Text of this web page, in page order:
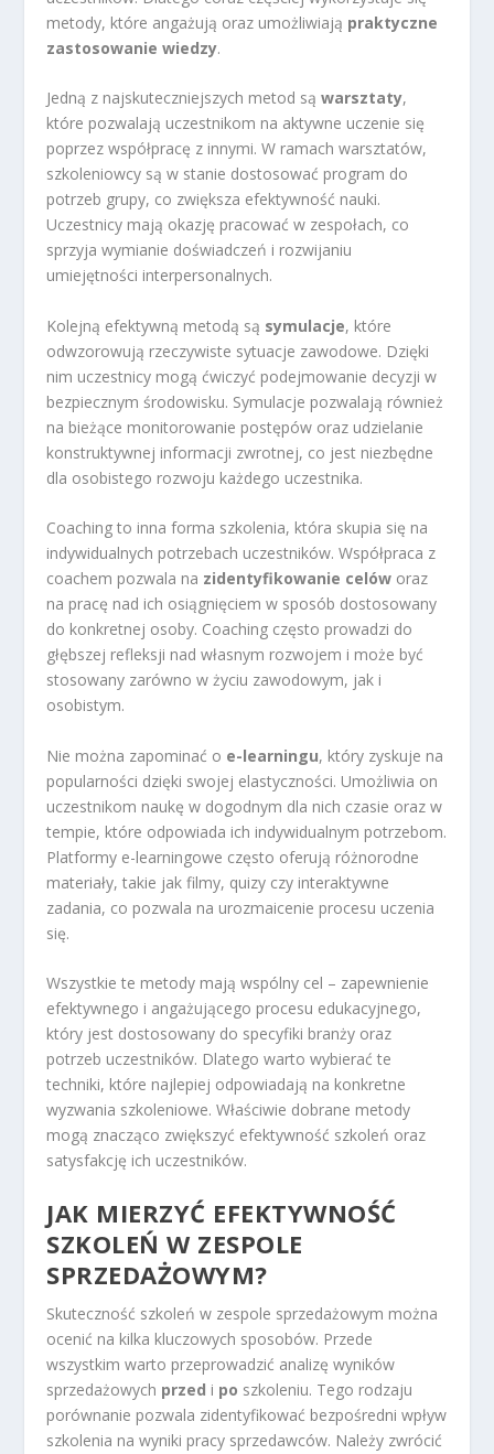
metody, które angażują oraz umożliwiają praktyczne
zastosowanie wiedzy.
Jedną z najskuteczniejszych metod sąwarsztaty,
które pozwalają uczestnikom na aktywne uczenie się
poprzez współpracę z innymi. W ramach warsztatów,
szkoleniowcy są w stanie dostosować program do
potrzeb grupy, co zwiększa efektywność nauki.
Uczestnicy mają okazję pracować w zespołach, co
sprzyja wymianie doświadczeń i rozwijaniu
umiejętności interpersonalnych.
Kolejną efektywną metodą są symulacje, które
odwzorowują rzeczywiste sytuacje zawodowe. Dzięki
nim uczestnicy mogą ćwiczyć podejmowanie decyzji w
bezpiecznym środowisku. Symulacje pozwalają również
na bieżące monitorowanie postępów oraz udzielanie
konstruktywnej informacji zwrotnej, co jest niezbędne
dla osobistego rozwoju każdego uczestnika.
Coaching to inna forma szkolenia, która skupia się na
indywidualnych potrzebach uczestników. Współpraca z
coachem pozwala na zidentyfikowanie celów oraz
na pracę nad ich osiągnięciem w sposób dostosowany
do konkretnej osoby. Coaching często prowadzi do
głębszej refleksji nad własnym rozwojem i może być
stosowany zarówno w życiu zawodowym, jak i
osobistym.
Nie można zapominać o e-learningu, który zyskuje na
popularności dzięki swojej elastyczności. Umożliwia on
uczestnikom naukę w dogodnym dla nich czasie oraz w
tempie, które odpowiada ich indywidualnym potrzebom.
Platformy e-learningowe często oferują różnorodne
materiały, takie jak filmy, quizy czy interaktywne
zadania, co pozwala na urozmaicenie procesu uczenia
się.
Wszystkie te metody mają wspólny cel – zapewnienie
efektywnego i angażującego procesu edukacyjnego,
który jest dostosowany do specyfiki branży oraz
potrzeb uczestników. Dlatego warto wybierać te
techniki, które najlepiej odpowiadają na konkretne
wyzwania szkoleniowe. Właściwie dobrane metody
mogą znacząco zwiększyć efektywność szkoleń oraz
satysfakcję ich uczestników.
JAK MIERZYĆ EFEKTYWNOŚĆ
SZKOLEŃ W ZESPOLE
SPRZEDAŻOWYM?
Skuteczność szkoleń w zespole sprzedażowym można
ocenić na kilka kluczowych sposobów. Przede
wszystkim warto przeprowadzić analizę wyników
sprzedażowych przed i po szkoleniu. Tego rodzaju
porównanie pozwala zidentyfikować bezpośredni wpływ
szkolenia na wyniki pracy sprzedawców. Należy zwrócić